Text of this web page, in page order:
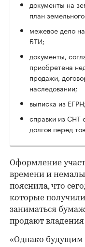
документы на
план
межевое дело
БТИ;
документы,
приобретена
продажи,
наследовании;
выписка из ЕГРН;
справки из СНТ
долгов перед
Оформление
времени и
пояснила, что
которые получили
заниматься
продают
«Однако будущим